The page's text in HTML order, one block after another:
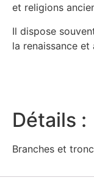
et religions
Il dispose
la renaissance et
Détails :
Branches et